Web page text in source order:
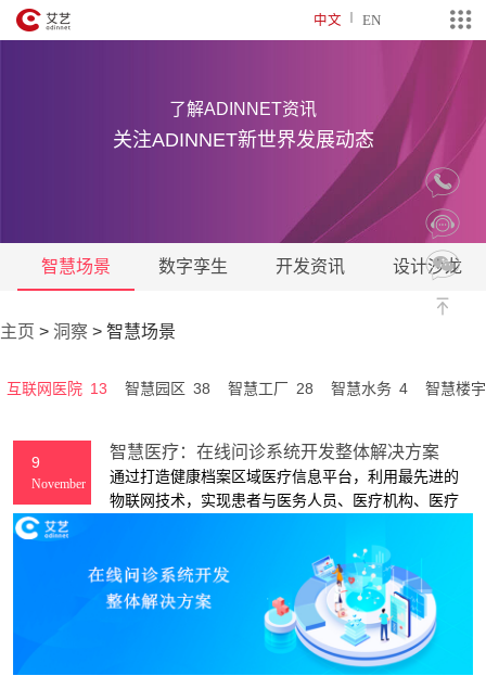
中文 EN
了解ADINNET资讯
关注ADINNET新世界发展动态
智慧场景 数字孪生 开发资讯 设计沙龙
主页 > 洞察 > 智慧场景
互联网医院 13 智慧园区 38 智慧工厂 28 智慧水务 4 智慧楼宇
9
November
智慧医疗：在线问诊系统开发整体解决方案
通过打造健康档案区域医疗信息平台，利用最先进的
物联网技术，实现患者与医务人员、医疗机构、医疗